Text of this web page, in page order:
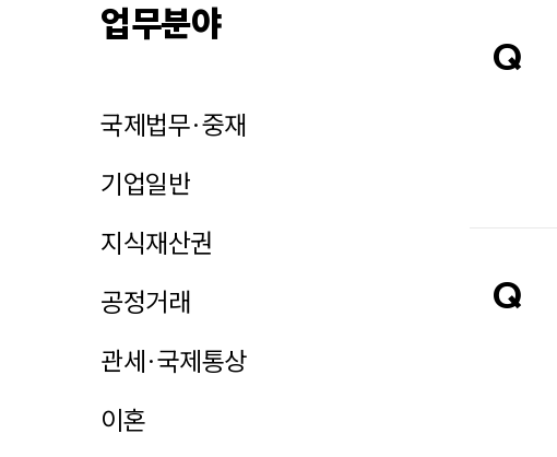
업무분야
국제법무·중재
기업일반
지식재산권
공정거래
관세·국제통상
이혼
Q
Q